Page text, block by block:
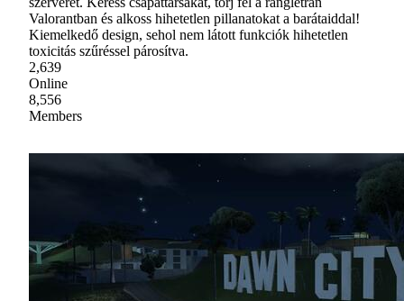
Valorantban és alkoss hihetetlen pillanatokat a barátaiddal!
Kiemelkedő design, sehol nem látott funkciók hihetetlen
toxicitás szűréssel párosítva.
2,639
Online
8,556
Members